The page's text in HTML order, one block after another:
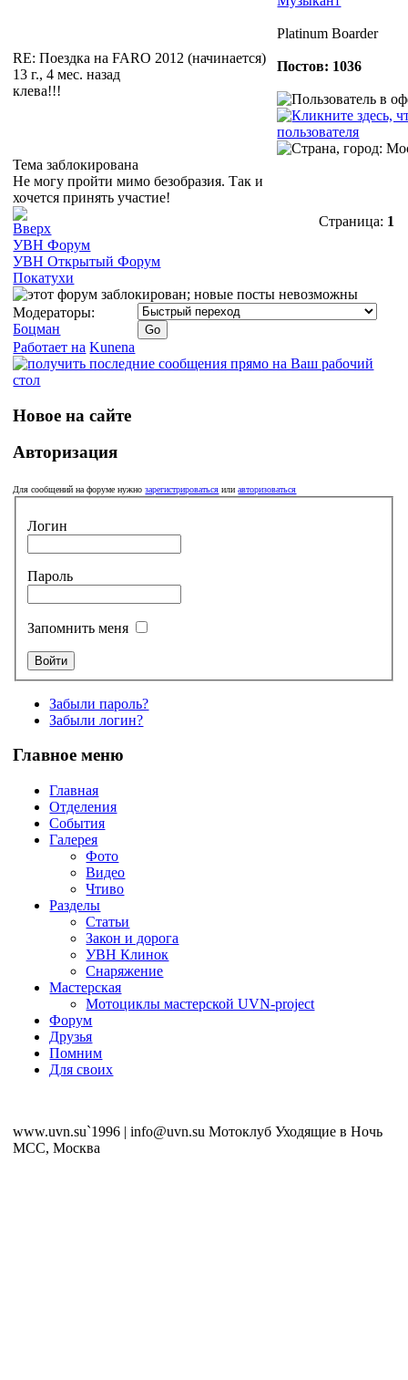
RE: Поездка на FARO 2012 (начинается)
13 г., 4 мес. назад
клева!!!
Platinum Boarder
Постов: 1036
Тема заблокирована
Не могу пройти мимо безобразия. Так и
хочется принять участие!
Страница: 1
УВН Форум
УВН Открытый Форум
Покатухи
Модераторы:
Боцман
Работает на Kunena
Новое на сайте
Авторизация
Для сообщений на форуме нужнозарегистрироваться илиавторизоваться
Логин
Пароль
Запомнить меня
Забыли пароль?
Забыли логин?
Главное меню
Главная
Отделения
События
Галерея
Фото
Видео
Чтиво
Разделы
Статьи
Закон и дорога
УВН Клинок
Снаряжение
Мастерская
Мотоциклы мастерской UVN-project
Форум
Друзья
Помним
Для своих
www.uvn.su`1996 | info@uvn.su Мотоклуб Уходящие в Ночь
MCC, Москва